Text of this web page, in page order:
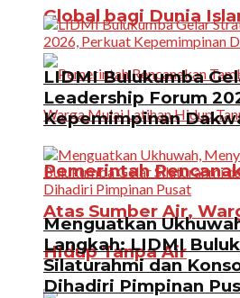
Global bagi Dunia
Pemerintah
Atas Sumber Air,
Hidup Tanpa Air
LIDMI Bulukumba
Leadership Forum
Kepemimpinan
Menguatkan
Langkah: LIDMI
Silaturahmi dan
Dihadiri Pimpinan